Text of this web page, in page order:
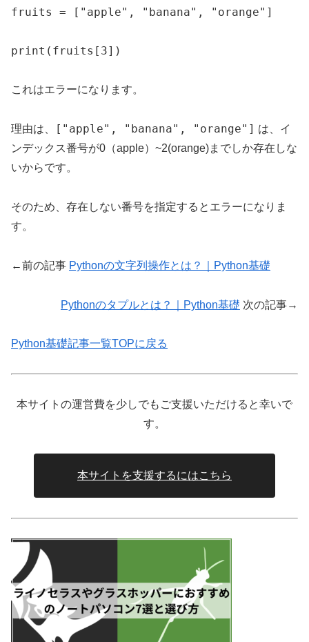
fruits = ["apple", "banana", "orange"]
print(fruits[3])
これはエラーになります。
理由は、 ["apple", "banana", "orange"] は、イ
ンデックス番号が0（apple）~2(orange)までしか存在しな
いからです。
そのため、存在しない番号を指定するとエラーになりま
す。
←前の記事 Pythonの文字列操作とは？｜Python基礎
Pythonのタプルとは？｜Python基礎 次の記事→
Python基礎記事一覧TOPに戻る
本サイトの運営費を少しでもご支援いただけると幸いで
す。
本サイトを支援するにはこちら